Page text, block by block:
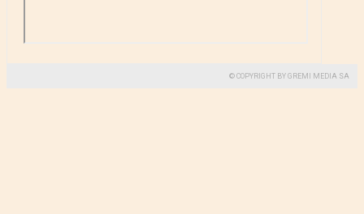
© COPYRIGHT BY GREMI MEDIA SA